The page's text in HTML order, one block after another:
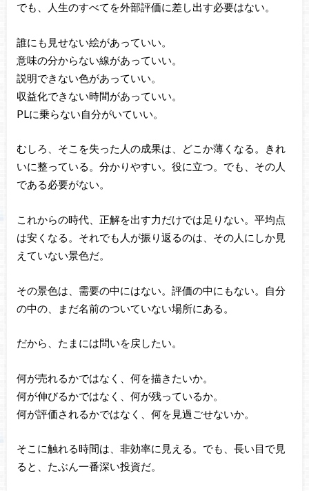
でも、人生のすべてを外部評価に差し出す必要はない。
誰にも見せない絵があっていい。
意味の分からない線があっていい。
説明できない色があっていい。
収益化できない時間があっていい。
PLに乗らない自分がいていい。
むしろ、そこを失った人の成果は、どこか薄くなる。きれ
いに整っている。分かりやすい。役に立つ。でも、その人
である必要がない。
これからの時代、正解を出す力だけでは足りない。平均点
は安くなる。それでも人が振り返るのは、その人にしか見
えていない景色だ。
その景色は、需要の中にはない。評価の中にもない。自分
の中の、まだ名前のついていない場所にある。
だから、たまには問いを戻したい。
何が売れるかではなく、何を描きたいか。
何が伸びるかではなく、何が残っているか。
何が評価されるかではなく、何を見過ごせないか。
そこに触れる時間は、非効率に見える。でも、長い目で見
ると、たぶん一番深い投資だ。